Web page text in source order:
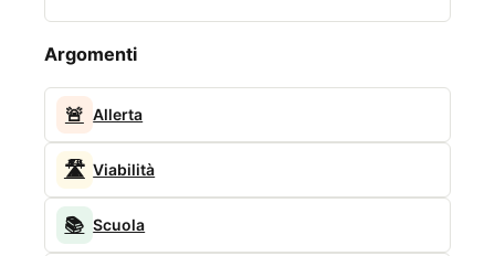
Argomenti
🚨 Allerta
🛣️ Viabilità
📚 Scuola